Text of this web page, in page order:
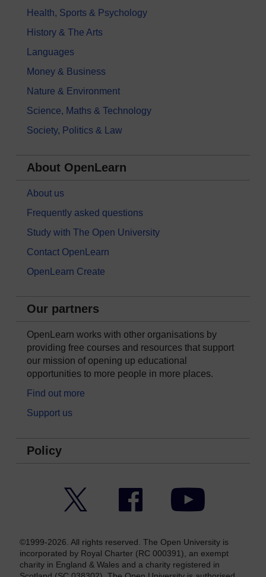
Health, Sports & Psychology
History & The Arts
Languages
Money & Business
Nature & Environment
Science, Maths & Technology
Society, Politics & Law
About OpenLearn
About us
Frequently asked questions
Study with The Open University
Contact OpenLearn
OpenLearn Create
Our partners
OpenLearn works with other organisations by
providing free courses and resources that support
our mission of opening up educational
opportunities to more people in more places.
Find out more
Support us
Policy
Facebook YouTube
©1999-2026. All rights reserved. The Open University is
incorporated by Royal Charter (RC 000391), an exempt
charity in England & Wales and a charity registered in